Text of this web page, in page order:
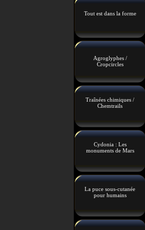
Tout est dans la forme
Agroglyphes /
Cropcircles
Traînées chimiques /
Chemtrails
Cydonia : Les
monuments de Mars
La puce sous-cutanée
pour humains